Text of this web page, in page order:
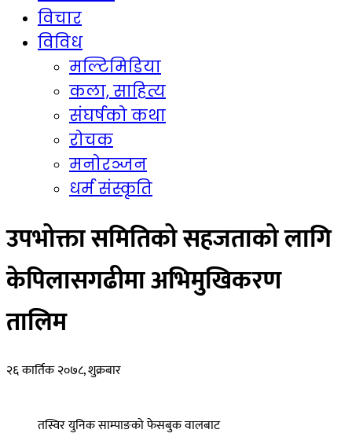
विचार
विविध
मल्टिमिडिया
कला, साहित्य
संघर्षको कथा
रोचक
मनोरञ्जन
धर्म संस्कृति
उपभोक्ता समितिको सहजताको लागि
केपिलासगढीमा अभिमुखिकरण
तालिम
२६ कार्तिक २०७८, शुक्रबार
तस्विर युनिक साम्पाङको फेसबुक वालबाट